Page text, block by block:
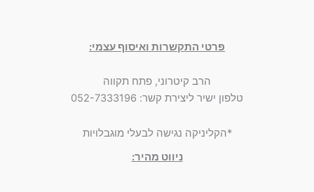
פרטי התקשרות ואיסוף עצמי:
הרב קיטרוני, פתח תקווה
טלפון ישיר ליצירת קשר: 052-7333196
*הקליניקה נגישה לבעלי מוגבלויות
ניווט מהיר: